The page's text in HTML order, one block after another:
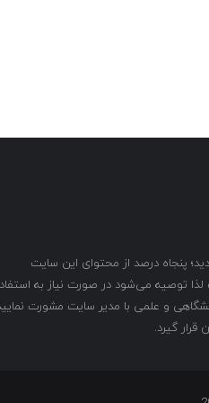
پنجاه درصد از محتوای این سایت
توصیه می‌شود در صورت نیاز به
و علمی با مدیر سایت مشورت
قرار گیرد.